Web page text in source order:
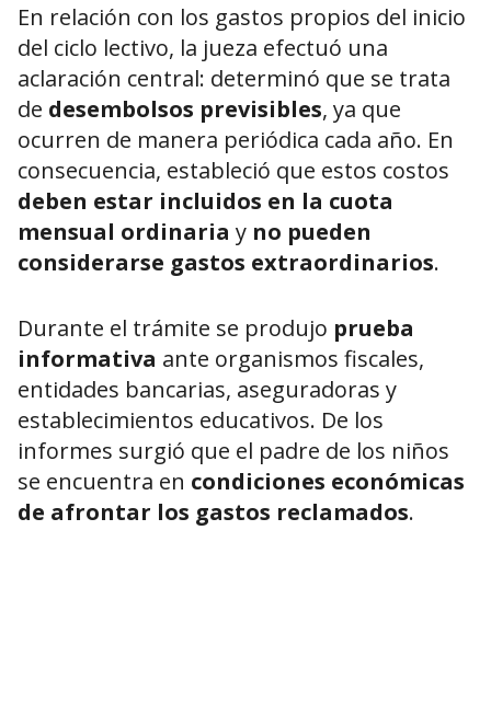
En relación con los gastos propios del inicio
del ciclo lectivo, la jueza efectuó una
aclaración central: determinó que se trata
de desembolsos previsibles, ya que
ocurren de manera periódica cada año. En
consecuencia, estableció que estos costos
deben estar incluidos en la cuota
mensual ordinaria y no pueden
considerarse gastos extraordinarios.
Durante el trámite se produjo prueba
informativa ante organismos fiscales,
entidades bancarias, aseguradoras y
establecimientos educativos. De los
informes surgió que el padre de los niños
se encuentra en condiciones económicas
de afrontar los gastos reclamados.